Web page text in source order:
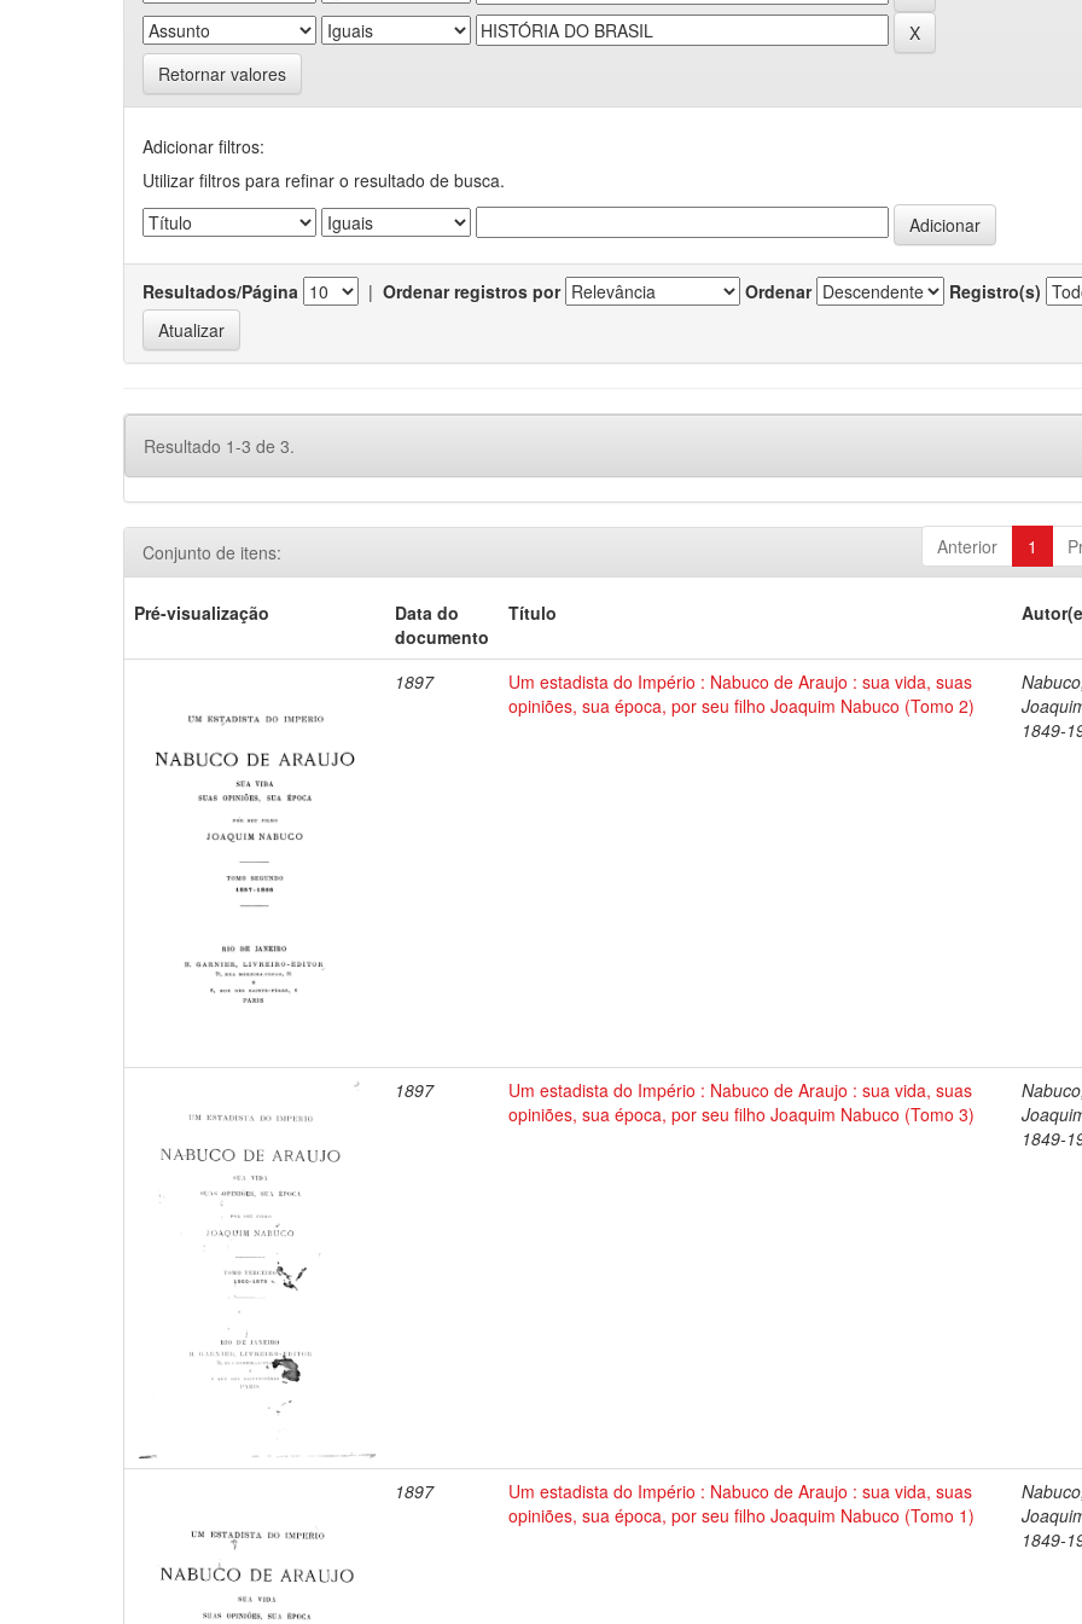
Retornar valores
Adicionar filtros:
Utilizar filtros para refinar o resultado de busca.
Resultados/Página | Ordenar registros por Ordenar Registro(s)
Resultado 1-3 de 3.
Anterior 1
Conjunto de itens:
Pré-visualização
Data do
documento
Título
1897
Um estadista do Império : Nabuco de Araujo : sua vida, suas
opiniões, sua época, por seu filho Joaquim Nabuco (Tomo 2)
Nabuco,
1849-
1897
Um estadista do Império : Nabuco de Araujo : sua vida, suas
opiniões, sua época, por seu filho Joaquim Nabuco (Tomo 3)
Nabuco,
1849-
1897
Um estadista do Império : Nabuco de Araujo : sua vida, suas
opiniões, sua época, por seu filho Joaquim Nabuco (Tomo 1)
Nabuco,
1849-